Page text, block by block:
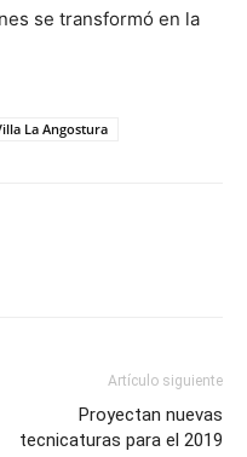
se transformó en la
La Angostura
Artículo siguiente
Proyectan nuevas
tecnicaturas para el 2019